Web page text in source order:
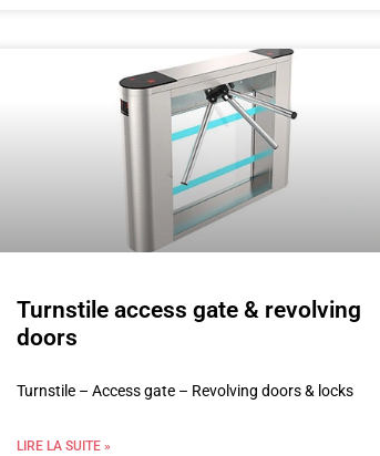
Turnstile access gate & revolving
doors
Turnstile – Access gate – Revolving doors & locks
LIRE LA SUITE »